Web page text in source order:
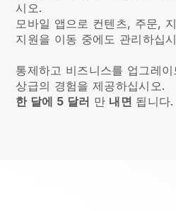
시오.
모바일 앱으로 컨텐츠, 주문,
지원을 이동 중에도 관리하십
통제하고 비즈니스를 업그레
상급의 경험을 제공하십시오.
한 달에 5 달러 만 내면 됩니다.